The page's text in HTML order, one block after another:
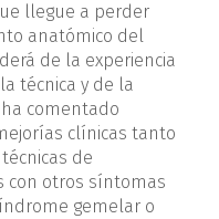
llegue a perder
anatómico del
de la experiencia
técnica y de la
comentado
clínicas tanto
de
con otros síntomas
gemelar o